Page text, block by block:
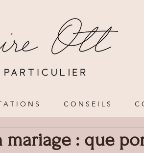
A T I O N S C O N S E I L S C
mariage : que